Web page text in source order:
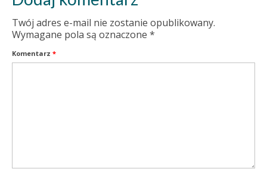
Twój adres e-mail nie zostanie opublikowany.
Wymagane pola są oznaczone *
Komentarz *